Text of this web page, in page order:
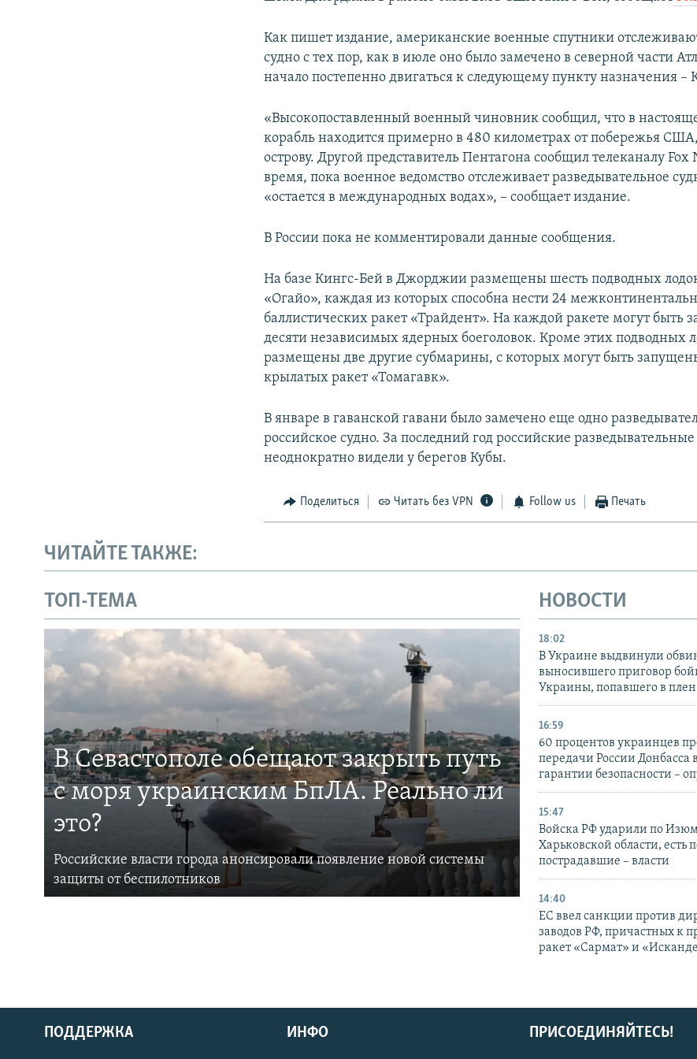
Как пишет издание, американские военные спутники
судно с тех пор, как в июле оно было замечено в северной части
начало постепенно двигаться к следующему пункту назначения –
«Высокопоставленный военный чиновник сообщил, что в
корабль находится примерно в 480 километрах от побережья
острову. Другой представитель Пентагона сообщил телеканалу Fox
время, пока военное ведомство отслеживает разведывательное
«остается в международных водах», – сообщает издание.
В России пока не комментировали данные сообщения.
На базе Кингс-Бей в Джорджии размещены шесть подводных
«Огайо», каждая из которых способна нести 24
баллистических ракет «Трайдент». На каждой ракете могут быть
десяти независимых ядерных боеголовок. Кроме этих подводных
размещены две другие субмарины, с которых могут быть
крылатых ракет «Томагавк».
В январе в гаванской гавани было замечено еще одно
российское судно. За последний год российские
неоднократно видели у берегов Кубы.
Поделиться Читать без VPN Follow us Печать
ЧИТАЙТЕ ТАКЖЕ:
ТОП-ТЕМА
В Севастополе обещают закрыть путь
с моря украинским БпЛА. Реально ли
это?
Российские власти города анонсировали появление новой системы
защиты от беспилотников
НОВОСТИ
18:02
В Украине выдвинули
выносившего приговор
Украины, попавшего в
16:59
60 процентов украинцев
передачи России Донбасса
гарантии безопасности –
15:47
Войска РФ ударили по
Харьковской области, есть
пострадавшие – власти
14:40
ЕС ввел санкции против
заводов РФ, причастных к
ракет «Сармат» и
ПРИСОЕДИНЯЙТЕСЬ!
ПОДДЕРЖКА ИНФО